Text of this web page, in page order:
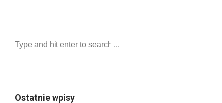
Ostatnie wpisy